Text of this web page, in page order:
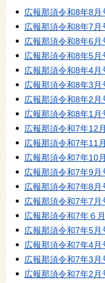
広報那須令和8年8月
広報那須令和8年7月
広報那須令和8年6月
広報那須令和8年5月
広報那須令和8年4月
広報那須令和8年3月
広報那須令和8年2月
広報那須令和8年1月
広報那須令和7年12
広報那須令和7年11
広報那須令和7年10
広報那須令和7年9月
広報那須令和7年8月
広報那須令和7年7月
広報那須令和7年６
広報那須令和7年5月
広報那須令和7年4月
広報那須令和7年3月
広報那須令和7年2月